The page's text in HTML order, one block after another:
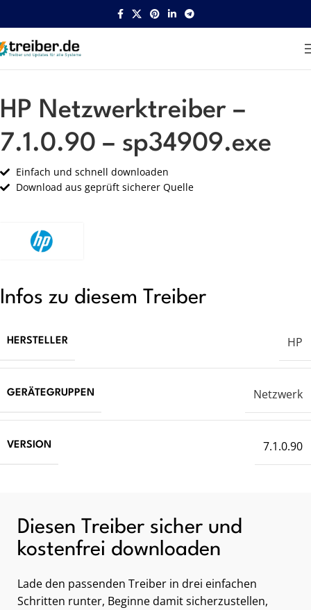
Startseite HP Netzwerk
HP Netzwerktreiber –
7.1.0.90 – sp34909.exe
Einfach und schnell downloaden
Download aus geprüft sicherer Quelle
Infos zu diesem Treiber
HERSTELLER HP
GERÄTEGRUPPEN Netzwerk
VERSION 7.1.0.90
Diesen Treiber sicher und
kostenfrei downloaden
Lade den passenden Treiber in drei einfachen
Schritten runter, Beginne damit sicherzustellen,